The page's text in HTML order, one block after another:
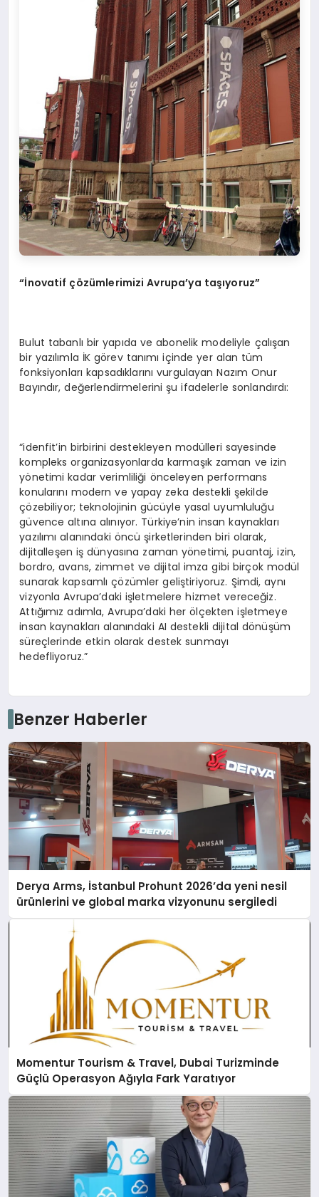
“İnovatif çözümlerimizi Avrupa’ya taşıyoruz”
Bulut tabanlı bir yapıda ve abonelik modeliyle çalışan
bir yazılımla İK görev tanımı içinde yer alan tüm
fonksiyonları kapsadıklarını vurgulayan Nazım Onur
Bayındır, değerlendirmelerini şu ifadelerle sonlandırdı:
“idenfit’in birbirini destekleyen modülleri sayesinde
kompleks organizasyonlarda karmaşık zaman ve izin
yönetimi kadar verimliliği önceleyen performans
konularını modern ve yapay zeka destekli şekilde
çözebiliyor; teknolojinin gücüyle yasal uyumluluğu
güvence altına alınıyor. Türkiye’nin insan kaynakları
yazılımı alanındaki öncü şirketlerinden biri olarak,
dijitalleşen iş dünyasına zaman yönetimi, puantaj, izin,
bordro, avans, zimmet ve dijital imza gibi birçok modül
sunarak kapsamlı çözümler geliştiriyoruz. Şimdi, aynı
vizyonla Avrupa’daki işletmelere hizmet vereceğiz.
Attığımız adımla, Avrupa’daki her ölçekten işletmeye
insan kaynakları alanındaki AI destekli dijital dönüşüm
süreçlerinde etkin olarak destek sunmayı
hedefliyoruz.”
Benzer Haberler
Derya Arms, İstanbul Prohunt 2026’da yeni nesil
ürünlerini ve global marka vizyonunu sergiledi
Momentur Tourism & Travel, Dubai Turizminde
Güçlü Operasyon Ağıyla Fark Yaratıyor